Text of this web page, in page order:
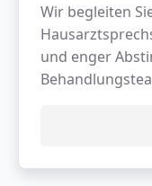
Wir begleiten
und enger